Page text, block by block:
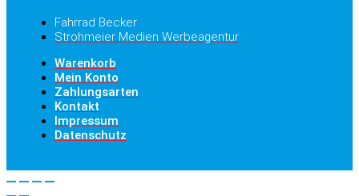
Fahrrad Becker
Strohmeier Medien Werbeagentur
Warenkorb
Mein Konto
Zahlungsarten
Kontakt
Impressum
Datenschutz